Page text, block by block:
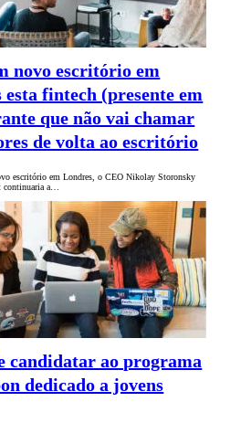
novo escritório em
esta fintech (presente em
que não vai chamar
de volta ao escritório
escritório em Londres, o CEO Nikolay Storonsky
continuaria a…
candidatar ao programa
dedicado a jovens